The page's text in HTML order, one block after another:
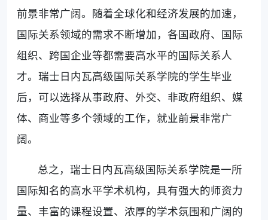
前景非常广阔。随着全球化和经济发展的加速，
国际关系领域的需求不断增加，各国政府、国际
组织、跨国企业等都需要高水平的国际关系人
才。瑞士日内瓦高级国际关系学院的学生毕业
后，可以选择从事政府、外交、非政府组织、媒
体、商业等多个领域的工作，就业前景非常广
阔。
总之，瑞士日内瓦高级国际关系学院是一所
国际知名的高水平学术机构，具有强大的师资力
量、丰富的课程设置、浓厚的学术氛围和广阔的